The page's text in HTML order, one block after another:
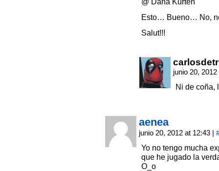
Esto… Bueno… No,
Salut!!!
junio 20,
Ni de coña,
aenea
junio 20, 2012 at 12:43 |
Yo no tengo mucha
que he jugado la
O_o